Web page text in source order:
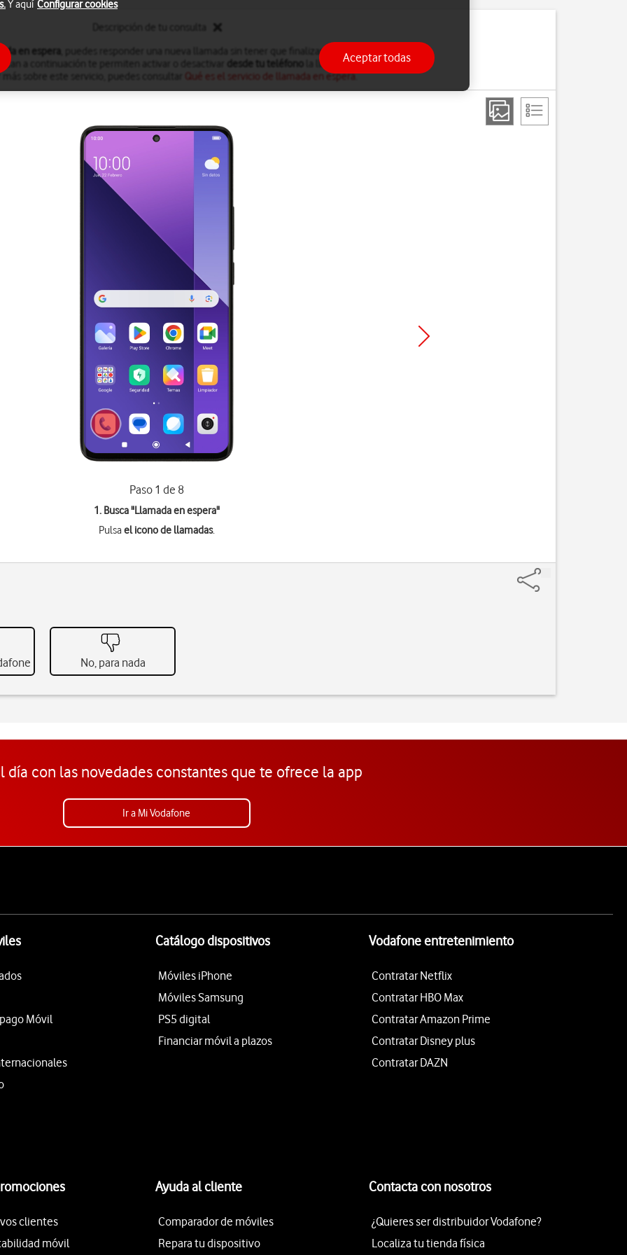
en espera , puedes responder una nueva llamada sin tener que finalizar la llamada en curso.
a continuación te permiten activar o desactivar desde tu teléfono
la llamada en espera.
más sobre este servicio, puedes consultar
Qué es el servicio de llamada en espera.
Paso 1 de 8
1. Busca "Llamada en espera"
Pulsael icono de llamadas.
No, para nada
día con las novedades constantes que te ofrece la app
Ir a Mi Vodafone
Móvil
Catálogo dispositivos
Móviles iPhone
Móviles Samsung
PS5 digital
Financiar móvil a plazos
Vodafone entretenimiento
Contratar Netflix
Contratar HBO Max
Contratar Amazon Prime
Contratar Disney plus
Contratar DAZN
clientes
móvil
Ayuda al cliente
Comparador de móviles
Repara tu dispositivo
Contacta con nosotros
¿Quieres ser distribuidor Vodafone?
Localiza tu tienda física
Y aquí Configurar cookies
Aceptar todas